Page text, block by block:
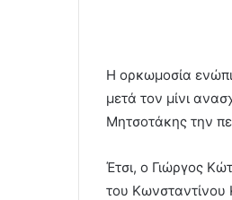
Η ορκωμοσία
μετά τον μίνι
Μητσοτάκης την
Έτσι, ο Γιώργος
του